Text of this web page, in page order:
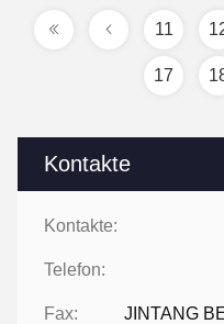
Kontakte
Kontakte:
Telefon:
Fax: JINTANG
11
17